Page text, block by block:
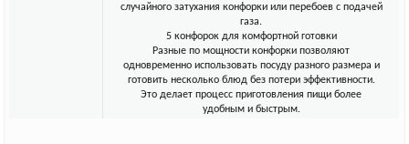
случайного затухания конфорки или перебоев с подачей
газа.
5 конфорок для комфортной готовки
Разные по мощности конфорки позволяют
одновременно использовать посуду разного размера и
готовить несколько блюд без потери эффективности.
Это делает процесс приготовления пищи более
удобным и быстрым.